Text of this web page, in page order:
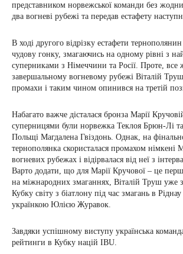
представником норвежської команди без
два вогневі рубежі та передав естафету
В ході другого відрізку естафети
чудову гонку, змагаючись на одному рівні з
суперниками з Німеччини та Росії. Проте, все
завершальному вогневому рубежі Віталій
промахи і таким чином опинився на третій
Набагато важче дісталася бронза Марії
суперницями були норвежка Теклоя Брюн-Лі
Польщі Магдалена Гвіздонь. Однак, на
тернополянка скористалася промахом німкені
вогневих рубежах і відірвалася від неї з
Варто додати, що для Марії Кручової – це
на міжнародних змаганнях, Віталій Труш уже
Кубку світу з біатлону під час змагань в Ріднау
українкою Юлією Журавок.
Завдяки успішному виступу українська
рейтинги в Кубку націй IBU.